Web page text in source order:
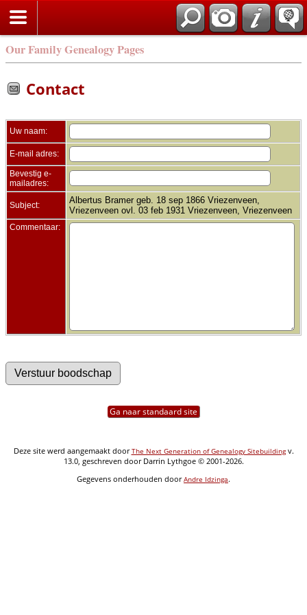
Our Family Genealogy Pages
Contact
Uw naam:
E-mail adres:
Bevestig e-
mailadres:
Subject:
Albertus Bramer geb. 18 sep 1866 Vriezenveen,
Vriezenveen ovl. 03 feb 1931 Vriezenveen, Vriezenveen
Commentaar:
Ga naar standaard site
Deze site werd aangemaakt doorThe Next Generation of Genealogy Sitebuildingv.
13.0, geschreven door Darrin Lythgoe © 2001-2026.
Gegevens onderhouden doorAndre Idzinga.